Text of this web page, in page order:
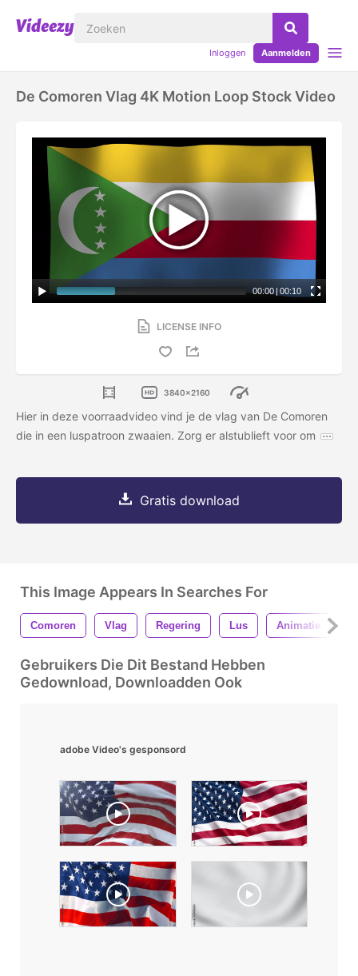
Inloggen Aanmelden
De Comoren Vlag 4K Motion Loop Stock Video
00:00 | 00:10
LICENSE INFO
3840x2160
Hier in deze voorraadvideo vind je de vlag van De Comoren
die in een luspatroon zwaaien. Zorg er alstublieft voor om
Gratis download
This Image Appears In Searches For
Comoren Vlag Regering Lus Animatie
Gebruikers Die Dit Bestand Hebben
Gedownload, Downloadden Ook
adobe Video's gesponsord